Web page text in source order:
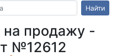
Найти
на продажу -
№12612